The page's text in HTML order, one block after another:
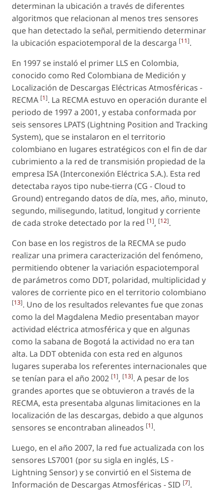
determinan la ubicación a través de diferentes
algoritmos que relacionan al menos tres sensores
que han detectado la señal, permitiendo determinar
la ubicación espaciotemporal de la descarga [11].
En 1997 se instaló el primer LLS en Colombia,
conocido como Red Colombiana de Medición y
Localización de Descargas Eléctricas Atmosféricas -
RECMA [1]. La RECMA estuvo en operación durante el
periodo de 1997 a 2001, y estaba conformada por
seis sensores LPATS (Lightning Position and Tracking
System), que se instalaron en el territorio
colombiano en lugares estratégicos con el fin de dar
cubrimiento a la red de transmisión propiedad de la
empresa ISA (Interconexión Eléctrica S.A.). Esta red
detectaba rayos tipo nube-tierra (CG - Cloud to
Ground) entregando datos de día, mes, año, minuto,
segundo, milisegundo, latitud, longitud y corriente
de cada stroke detectado por la red [1], [12].
Con base en los registros de la RECMA se pudo
realizar una primera caracterización del fenómeno,
permitiendo obtener la variación espaciotemporal
de parámetros como DDT, polaridad, multiplicidad y
valores de corriente pico en el territorio colombiano
[13]. Uno de los resultados relevantes fue que zonas
como la del Magdalena Medio presentaban mayor
actividad eléctrica atmosférica y que en algunas
como la sabana de Bogotá la actividad no era tan
alta. La DDT obtenida con esta red en algunos
lugares superaba los referentes internacionales que
se tenían para el año 2002 [1], [13]. A pesar de los
grandes aportes que se obtuvieron a través de la
RECMA, esta presentaba algunas limitaciones en la
localización de las descargas, debido a que algunos
sensores se encontraban alineados [1].
Luego, en el año 2007, la red fue actualizada con los
sensores LS7001 (por su sigla en inglés, LS -
Lightning Sensor) y se convirtió en el Sistema de
Información de Descargas Atmosféricas - SID [7].